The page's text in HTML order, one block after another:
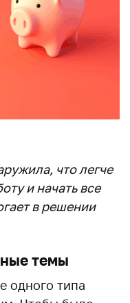
что легче
и начать все
в решении
темы
одного типа